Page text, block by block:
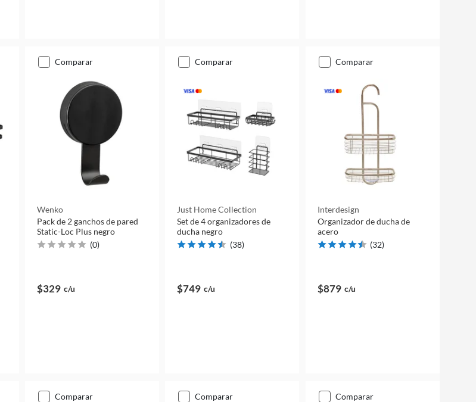
comparar
Wenko
Pack de 2 ganchos de pared
Static-Loc Plus negro
(0)
$329 c/u
comparar
Just Home Collection
Set de 4 organizadores de
ducha negro
(38)
$749 c/u
comparar
Interdesign
Organizador de ducha de
acero
(32)
$879 c/u
comparar comparar comparar